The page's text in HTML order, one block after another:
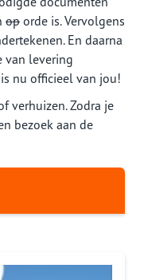
op orde is. Vervolgens
En daarna
van levering
nu officieel van jou!
verhuizen. Zodra je
bezoek aan de